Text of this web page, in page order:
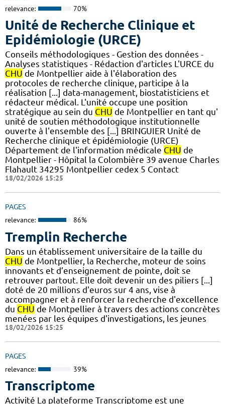
relevance: 70%
Unité de Recherche Clinique et
Epidémiologie (URCE)
Conseils méthodologiques - Gestion des données -
Analyses statistiques - Rédaction d'articles L'URCE du
CHU de Montpellier aide à l'élaboration des
protocoles de recherche clinique, participe à la
réalisation [...] data-management, biostatisticiens et
rédacteur médical. L'unité occupe une position
stratégique au sein du CHU de Montpellier en tant qu'
unité de soutien méthodologique institutionnelle
ouverte à l'ensemble des [...] BRINGUIER Unité de
Recherche clinique et épidémiologie (URCE)
Département de l'information médicale CHU de
Montpellier - Hôpital la Colombière 39 avenue Charles
Flahault 34295 Montpellier cedex 5 Contact
18/02/2026 15:25
PAGES
relevance: 86%
Tremplin Recherche
Dans un établissement universitaire de la taille du
CHU de Montpellier, la Recherche, moteur de soins
innovants et d’enseignement de pointe, doit se
retrouver partout. Elle doit devenir un des piliers [...]
doté de 20 millions d'euros sur 4 ans, vise à
accompagner et à renforcer la recherche d'excellence
du CHU de Montpellier à travers des actions concrètes
menées par les équipes d'investigations, les jeunes
18/02/2026 15:25
PAGES
relevance: 39%
Transcriptome
Activité La plateforme Transcriptome est une